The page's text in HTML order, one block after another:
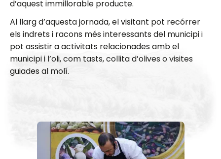
d’aquest immillorable producte.
Al llarg d’aquesta jornada, el visitant pot recórrer
els indrets i racons més interessants del municipi i
pot assistir a activitats relacionades amb el
municipi i l’oli, com tasts, collita d’olives o visites
guiades al molí.